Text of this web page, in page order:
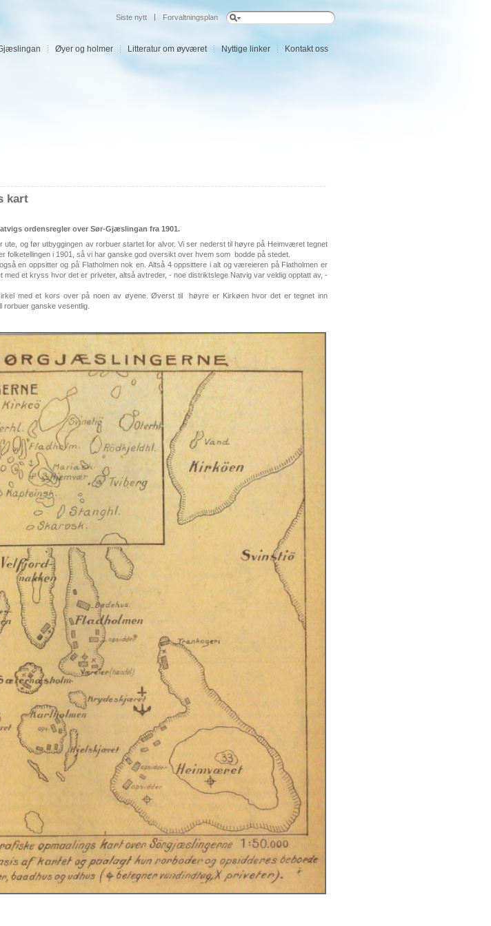
Siste nytt | Forvaltningsplan
Øyer og holmer Litteratur om øyværet Nyttige linker Kontakt oss
kart
ordensregler over Sør-Gjæslingan fra 1901.
ute, og før utbyggingen av rorbuer startet for alvor. Vi ser nederst til høyre på Heimværet tegnet
folketellingen i 1901, så vi har ganske god oversikt over hvem som bodde på stedet.
en oppsitter og på Flatholmen nok en. Altså 4 oppsittere i alt og væreieren på Flatholmen er
med et kryss hvor det er priveter, altså avtreder, - noe distriktslege Natvig var veldig opptatt av, -
med et kors over på noen av øyene. Øverst til høyre er Kirkøen hvor det er tegnet inn
rorbuer ganske vesentlig.